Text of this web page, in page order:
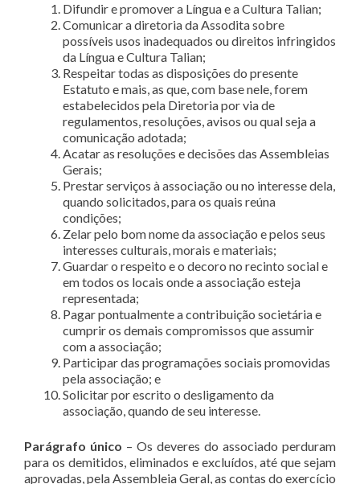
Difundir e promover a Língua e a Cultura Talian;
Comunicar a diretoria da Assodita sobre
possíveis usos inadequados ou direitos infringidos
da Língua e Cultura Talian;
Respeitar todas as disposições do presente
Estatuto e mais, as que, com base nele, forem
estabelecidos pela Diretoria por via de
regulamentos, resoluções, avisos ou qual seja a
comunicação adotada;
Acatar as resoluções e decisões das Assembleias
Gerais;
Prestar serviços à associação ou no interesse dela,
quando solicitados, para os quais reúna
condições;
Zelar pelo bom nome da associação e pelos seus
interesses culturais, morais e materiais;
Guardar o respeito e o decoro no recinto social e
em todos os locais onde a associação esteja
representada;
Pagar pontualmente a contribuição societária e
cumprir os demais compromissos que assumir
com a associação;
Participar das programações sociais promovidas
pela associação; e
Solicitar por escrito o desligamento da
associação, quando de seu interesse.
Parágrafo único – Os deveres do associado perduram
para os demitidos, eliminados e excluídos, até que sejam
aprovadas, pela Assembleia Geral, as contas do exercício